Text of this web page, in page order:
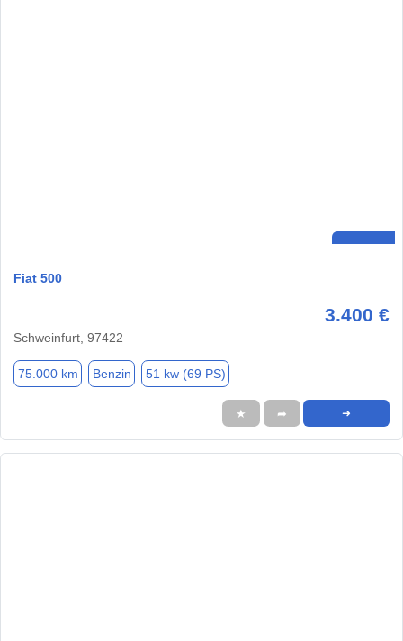
Fiat 500
3.400 €
Schweinfurt, 97422
75.000 km Benzin 51 kw (69 PS)
★ ➦ ➜